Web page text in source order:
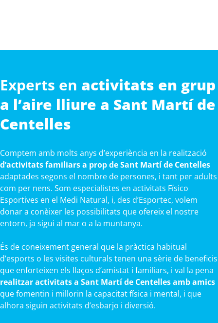
Experts en activitats en grup
a l’aire lliure a Sant Martí de
Centelles
Comptem amb molts anys d’experiència en la realització
d’activitats familiars a prop de Sant Martí de Centelles
adaptades segons el nombre de persones, i tant per adults
com per nens. Som especialistes en activitats Físico
Esportives en el Medi Natural, i, des d’Esportec, volem
donar a conèixer les possibilitats que ofereix el nostre
entorn, ja sigui al mar o a la muntanya.
És de coneixement general que la pràctica habitual
d’esports o les visites culturals tenen una sèrie de beneficis
que enforteixen els llaços d’amistat i familiars, i val la pena
realitzar activitats a Sant Martí de Centelles amb amics
que fomentin i millorin la capacitat física i mental, i que
alhora siguin activitats d’esbarjo i diversió.